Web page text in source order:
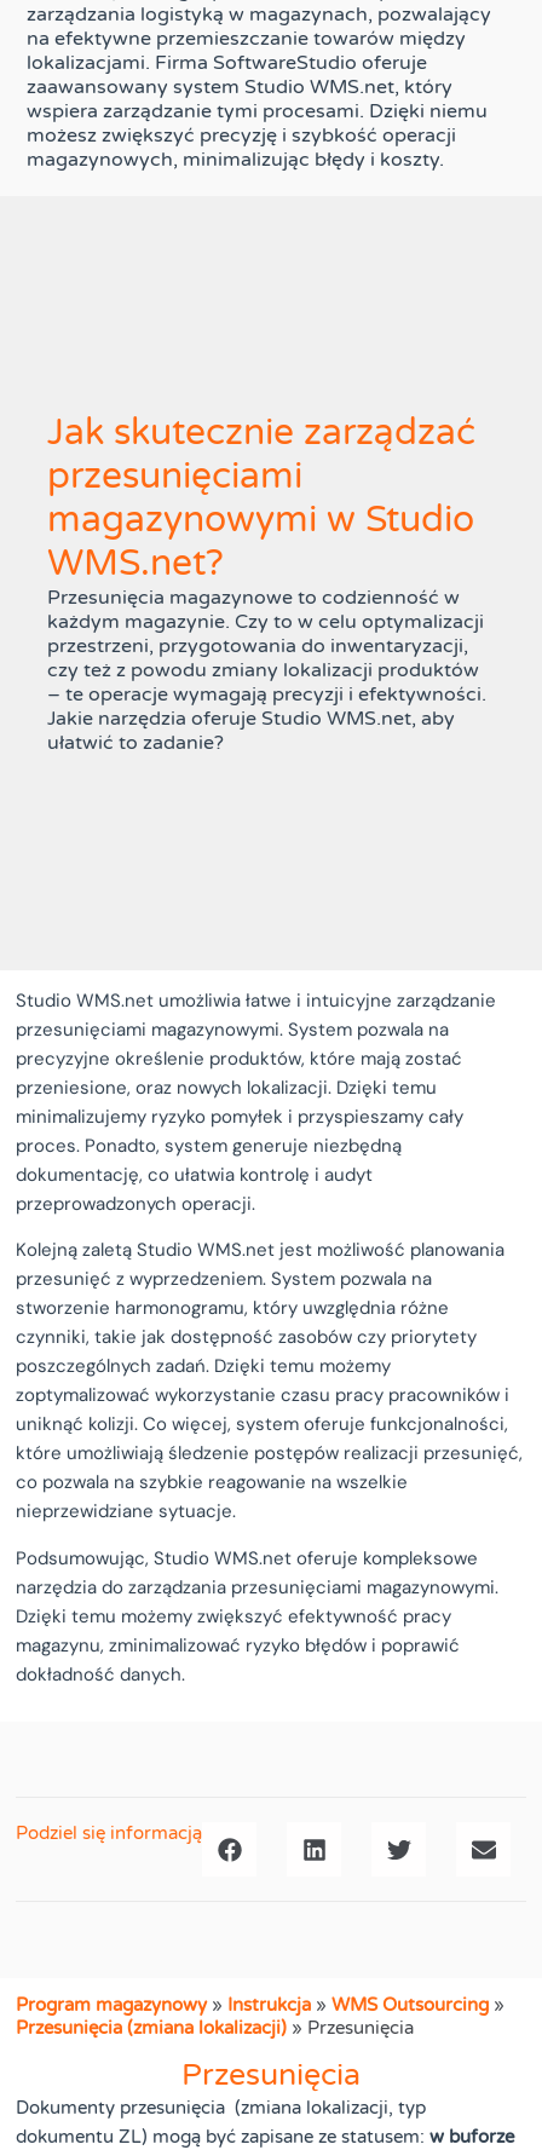
zarządzania logistyką w magazynach, pozwalający
na efektywne przemieszczanie towarów między
lokalizacjami. Firma SoftwareStudio oferuje
zaawansowany system Studio WMS.net, który
wspiera zarządzanie tymi procesami. Dzięki niemu
możesz zwiększyć precyzję i szybkość operacji
magazynowych, minimalizując błędy i koszty.
Jak skutecznie zarządzać
przesunięciami
magazynowymi w Studio
WMS.net?
Przesunięcia magazynowe to codzienność w
każdym magazynie. Czy to w celu optymalizacji
przestrzeni, przygotowania do inwentaryzacji,
czy też z powodu zmiany lokalizacji produktów
– te operacje wymagają precyzji i efektywności.
Jakie narzędzia oferuje Studio WMS.net, aby
ułatwić to zadanie?
Studio WMS.net umożliwia łatwe i intuicyjne zarządzanie
przesunięciami magazynowymi. System pozwala na
precyzyjne określenie produktów, które mają zostać
przeniesione, oraz nowych lokalizacji. Dzięki temu
minimalizujemy ryzyko pomyłek i przyspieszamy cały
proces. Ponadto, system generuje niezbędną
dokumentację, co ułatwia kontrolę i audyt
przeprowadzonych operacji.
Kolejną zaletą Studio WMS.net jest możliwość planowania
przesunięć z wyprzedzeniem. System pozwala na
stworzenie harmonogramu, który uwzględnia różne
czynniki, takie jak dostępność zasobów czy priorytety
poszczególnych zadań. Dzięki temu możemy
zoptymalizować wykorzystanie czasu pracy pracowników i
uniknąć kolizji. Co więcej, system oferuje funkcjonalności,
które umożliwiają śledzenie postępów realizacji przesunięć,
co pozwala na szybkie reagowanie na wszelkie
nieprzewidziane sytuacje.
Podsumowując, Studio WMS.net oferuje kompleksowe
narzędzia do zarządzania przesunięciami magazynowymi.
Dzięki temu możemy zwiększyć efektywność pracy
magazynu, zminimalizować ryzyko błędów i poprawić
dokładność danych.
Podziel się informacją
Program magazynowy» Instrukcja »WMS Outsourcing »
Przesunięcia (zmiana lokalizacji) » Przesunięcia
Przesunięcia
Dokumenty przesunięcia (zmiana lokalizacji, typ
dokumentu ZL) mogą być zapisane ze statusem:w buforze